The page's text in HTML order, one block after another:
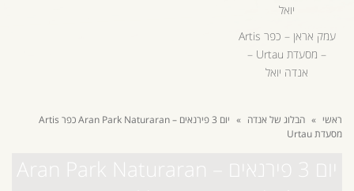
יואל
עמק אראן – כפר Artis
– מסעדת Urtau –
אנדה יואל
ראשי » הבלוג של אנדה »
יום 3 פירנאים – Aran Park Naturaran כפר Artis
מסעדת Urtau
יום 3 פירנאים – Aran Park Naturaran